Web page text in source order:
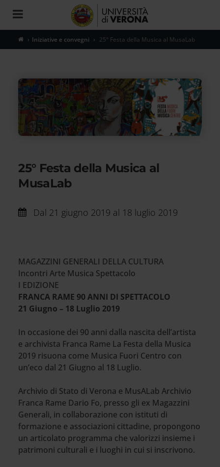
Toggle
navigation
Iniziative e convegni 25° Festa della Musica al MusaLab
25° Festa della Musica al
MusaLab
Dal 21 giugno 2019 al 18 luglio 2019
MAGAZZINI GENERALI DELLA CULTURA
Incontri Arte Musica Spettacolo
I EDIZIONE
FRANCA RAME 90 ANNI DI SPETTACOLO
21 Giugno – 18 Luglio 2019
In occasione dei 90 anni dalla nascita dell’artista
e archivista Franca Rame La Festa della Musica
2019 risuona come Musica Fuori Centro con
un’eco dal 21 Giugno al 18 Luglio.
Archivio di Stato di Verona e MusALab Archivio
Franca Rame Dario Fo, presso gli ex Magazzini
Generali, in collaborazione con istituti di
formazione e associazioni cittadine, propongono
un articolato programma che valorizzi insieme i
patrimoni culturali e i luoghi in cui si inscrivono.